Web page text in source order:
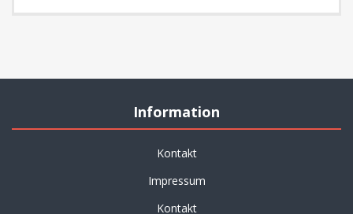
Information
Kontakt
Impressum
Kontakt